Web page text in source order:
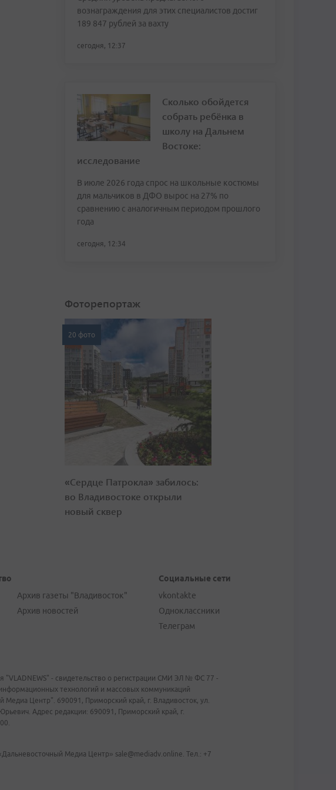
вознаграждения для этих специалистов достиг
189 847 рублей за вахту
сегодня, 12:37
Сколько обойдется
собрать ребёнка в
школу на Дальнем
Востоке:
исследование
В июле 2026 года спрос на школьные костюмы
для мальчиков в ДФО вырос на 27% по
сравнению с аналогичным периодом прошлого
года
сегодня, 12:34
Фоторепортаж
20 фото
«Сердце Патрокла» забилось:
во Владивостоке открыли
новый сквер
Архив газеты "Владивосток"
Архив новостей
Социальные сети
vkontakte
Одноклассники
Телеграм
"VLADNEWS" - свидетельство о регистрации СМИ ЭЛ № ФС 77 -
технологий и массовых коммуникаций
Центр". 690091, Приморский край, г. Владивосток, ул.
Адрес редакции: 690091, Приморский край, г.
Медиа Центр» sale@mediadv.online. Тел.: +7